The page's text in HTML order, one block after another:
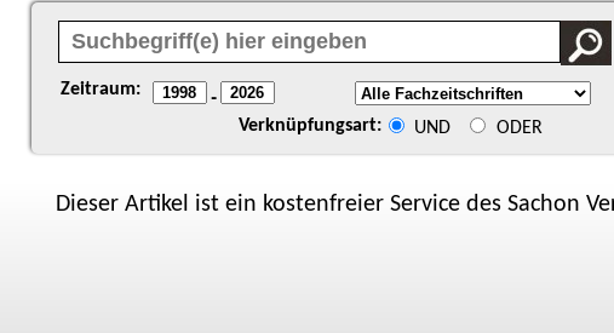
Zeitraum: -
Verknüpfungsart: UND ODER
Dieser Artikel ist ein kostenfreier Service des Sachon